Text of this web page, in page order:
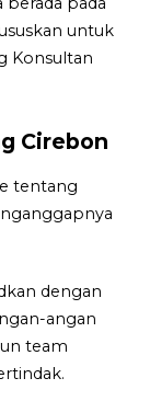
untuk
Konsultan
Cirebon
tentang
dengan
angan
team